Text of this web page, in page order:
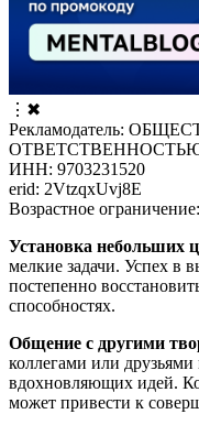
⋮ ✖
Рекламодатель:
ИНН: 9703231520
erid: 2VtzqxUvj8E
Возрастное
Установка небольших
мелкие задачи. Успех в
постепенно
способностях.
Общение с другими
коллегами или
вдохновляющих идей.
может привести к